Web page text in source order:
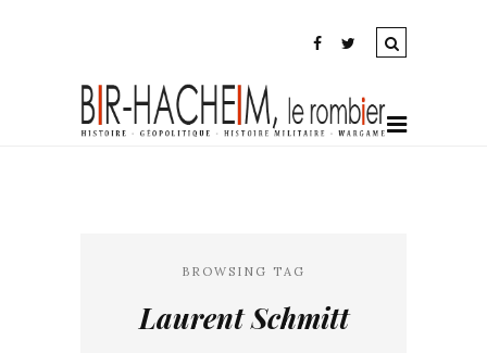
BROWSING TAG
Laurent Schmitt